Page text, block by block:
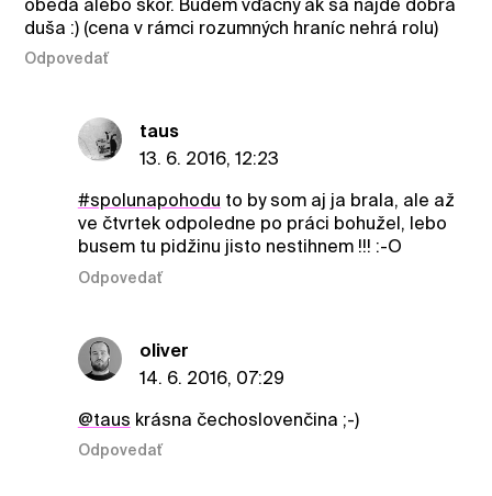
obeda alebo skôr. Budem vďačný ak sa nájde dobrá
duša :) (cena v rámci rozumných hraníc nehrá rolu)
Odpovedať
taus
13. 6. 2016, 12:23
#spolunapohodu to by som aj ja brala, ale až
ve čtvrtek odpoledne po práci bohužel, lebo
busem tu pidžinu jisto nestihnem !!! :-O
Odpovedať
oliver
14. 6. 2016, 07:29
@taus krásna čechoslovenčina ;-)
Odpovedať